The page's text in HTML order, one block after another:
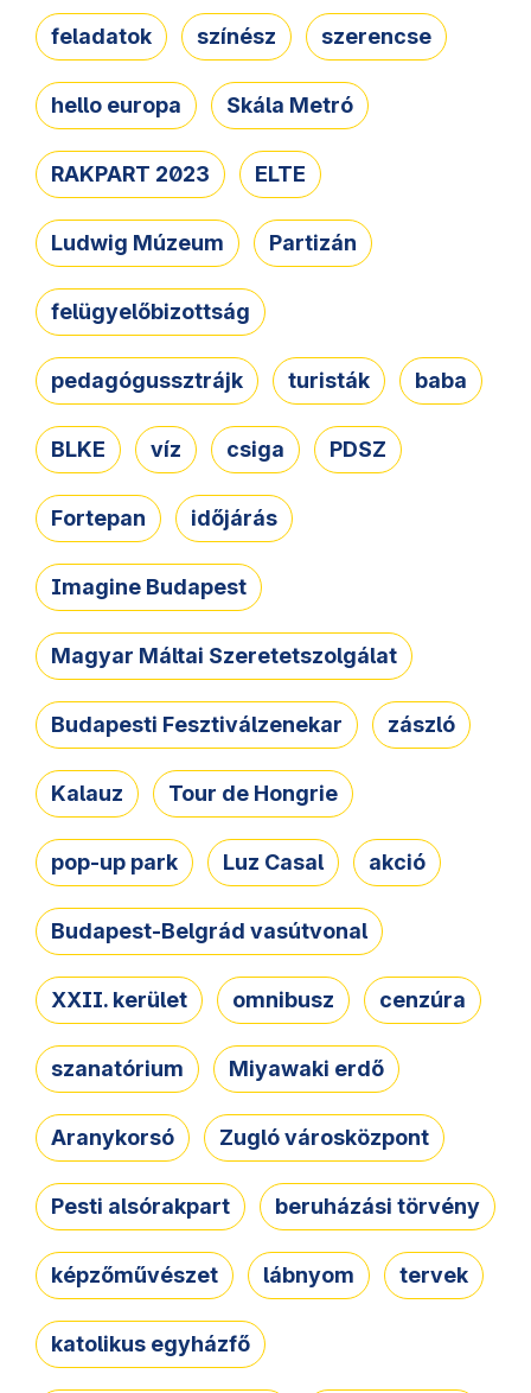
feladatok színész szerencse
hello europa Skála Metró
RAKPART 2023 ELTE
Ludwig Múzeum Partizán
felügyelőbizottság
pedagógussztrájk turisták baba
BLKE víz csiga PDSZ
Fortepan időjárás
Imagine Budapest
Magyar Máltai Szeretetszolgálat
Budapesti Fesztiválzenekar zászló
Kalauz Tour de Hongrie
pop-up park Luz Casal akció
Budapest-Belgrád vasútvonal
XXII. kerület omnibusz cenzúra
szanatórium Miyawaki erdő
Aranykorsó Zugló városközpont
Pesti alsórakpart beruházási törvény
képzőművészet lábnyom tervek
katolikus egyházfő